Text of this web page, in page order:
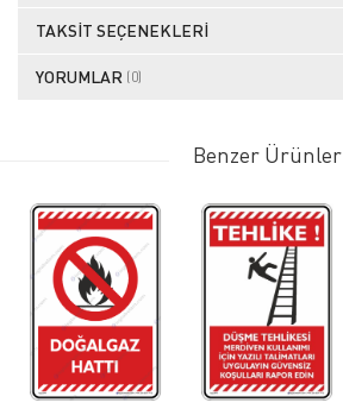
TAKSIT SEÇENEKLERI
YORUMLAR (0)
Benzer Ürünler